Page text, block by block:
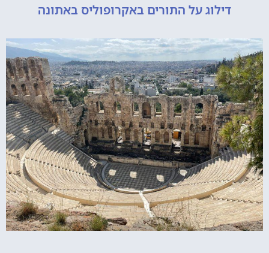
דילוג על התורים באקרופוליס באתונה